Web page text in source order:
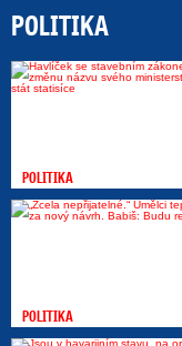
POLITIKA
POLITIKA
POLITIKA